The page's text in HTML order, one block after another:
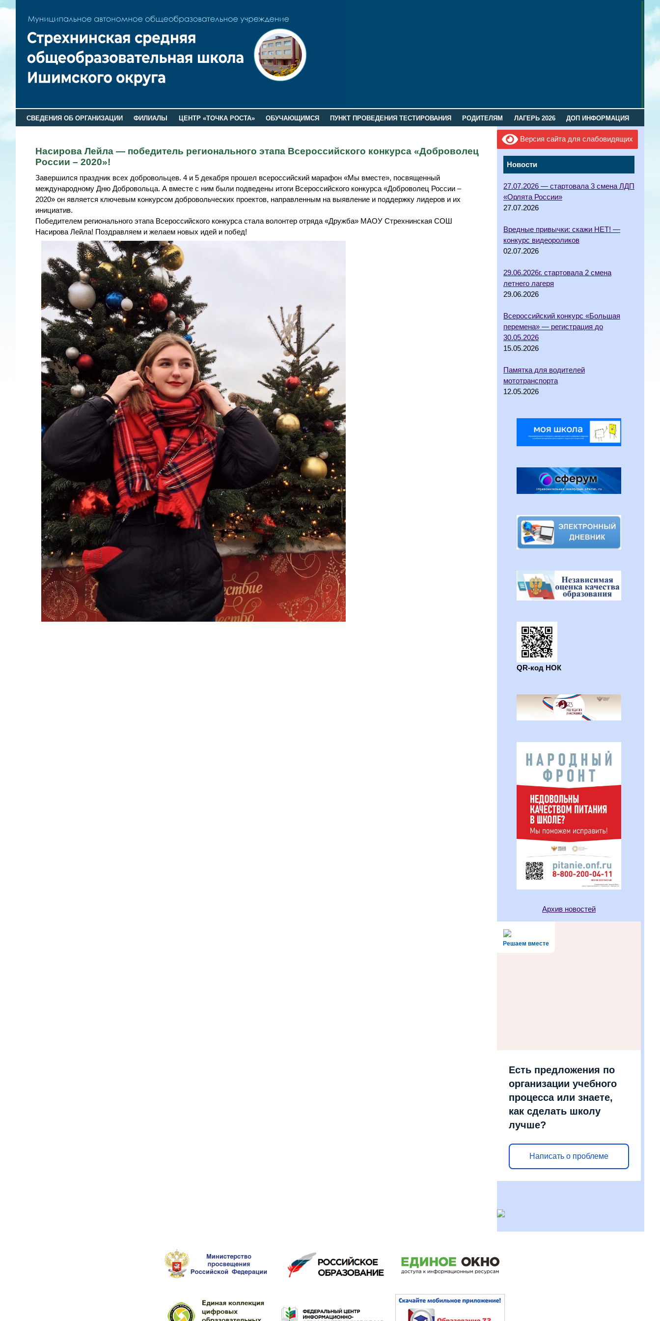
СВЕДЕНИЯ ОБ ОРГАНИЗАЦИИ ФИЛИАЛЫ ЦЕНТР «ТОЧКА РОСТА» ОБУЧАЮЩИМСЯ ПУНКТ ПРОВЕДЕНИЯ ТЕСТИРОВАНИЯ РОДИТЕЛЯМ ЛАГЕРЬ 2026 ДОП ИНФОРМАЦИЯ
Версия сайта для слабовидящих
Новости
27.07.2026 — стартовала 3 смена ЛДП
«Орлята России»
27.07.2026
Вредные привычки: скажи НЕТ! —
конкурс видеороликов
02.07.2026
29.06.2026г. стартовала 2 смена
летнего лагеря
29.06.2026
Всероссийский конкурс «Большая
перемена» — регистрация до
30.05.2026
15.05.2026
Памятка для водителей
мототранспорта
12.05.2026
QR-код НОК
Архив новостей
Решаем вместе
Есть предложения по
организации учебного
процесса или знаете,
как сделать школу
лучше?
Написать о проблеме
Насирова Лейла — победитель регионального этапа Всероссийского конкурса «Доброволец
России – 2020»!
Завершился праздник всех добровольцев. 4 и 5 декабря прошел всероссийский марафон «Мы вместе», посвященный
международному Дню Добровольца. А вместе с ним были подведены итоги Всероссийского конкурса «Доброволец России –
2020» он является ключевым конкурсом добровольческих проектов, направленным на выявление и поддержку лидеров и их
инициатив.
Победителем регионального этапа Всероссийского конкурса стала волонтер отряда «Дружба» МАОУ Стрехнинская СОШ
Насирова Лейла! Поздравляем и желаем новых идей и побед!